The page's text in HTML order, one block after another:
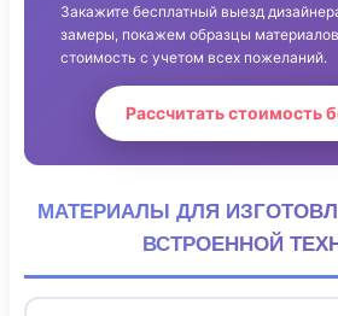
Закажите бесплатный выезд
замеры, покажем образцы
стоимость с учетом всех пожеланий.
Рассчитать стоимость
МАТЕРИАЛЫ ДЛЯ
ВСТРОЕННОЙ